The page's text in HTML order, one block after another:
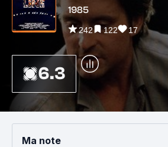
1985
242 122 17
6.3
Ma note